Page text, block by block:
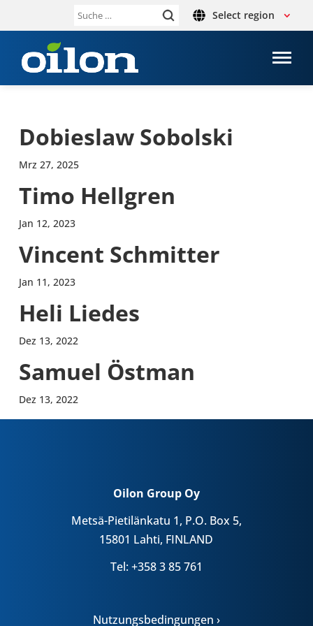
Suche Select region
Dobies­law Sobol­ski
Mrz 27, 2025
Timo Hell­gren
Jan 12, 2023
Vincent Schmit­ter
Jan 11, 2023
Heli Liedes
Dez 13, 2022
Samuel Östman
Dez 13, 2022
Oilon Group Oy
Metsä-Pietilänkatu 1, P.O. Box 5,
15801 Lahti, FINLAND
Tel: +358 3 85 761
Nutzungsbedingungen ›